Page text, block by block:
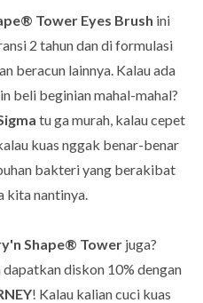
Tower Eyes Brush ini
2 tahun dan di formulasi
beracun lainnya. Kalau ada
beli beginian mahal-mahal?
tu ga murah, kalau cepet
kuas nggak benar-benar
bakteri yang berakibat
kita nantinya.
Shape® Tower juga?
dapatkan diskon 10% dengan
! Kalau kalian cuci kuas